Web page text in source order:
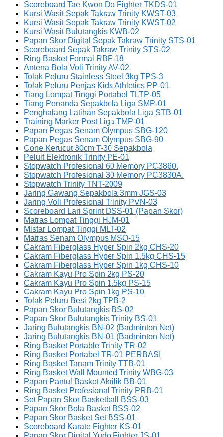
Scoreboard Tae Kwon Do Fighter TKDS-01
Kursi Wasit Sepak Takraw Trinity KWST-03
Kursi Wasit Sepak Takraw Trinity KWST-02
Kursi Wasit Bulutangkis KWB-02
Papan Skor Digital Sepak Takraw Trinity STS-01
Scoreboard Sepak Takraw Trinity STS-02
Ring Basket Formal RBF-18
Antena Bola Voli Trinity AV-02
Tolak Peluru Stainless Steel 3kg TPS-3
Tolak Peluru Penjas Kids Athletics PP-01
Tiang Lompat Tinggi Portabel TLTP-05
Tiang Penanda Sepakbola Liga SMP-01
Penghalang Latihan Sepakbola Liga STB-01
Training Marker Post Liga TMP-01
Papan Pegas Senam Olympus SBG-120
Papan Pegas Senam Olympus SBG-90
Cone Kerucut 30cm T-30 Sepakbola
Peluit Elektronik Trinity PE-01
Stopwatch Profesional 60 Memory PC3860.
Stopwatch Profesional 30 Memory PC3830A.
Stopwatch Trinity TNT-2009
Jaring Gawang Sepakbola 3mm JGS-03
Jaring Voli Profesional Trinity PVN-03
Scoreboard Lari Sprint DSS-01 (Papan Skor)
Matras Lompat Tinggi HJM-01
Mistar Lompat Tinggi MLT-02
Matras Senam Olympus MSO-15
Cakram Fiberglass Hyper Spin 2kg CHS-20
Cakram Fiberglass Hyper Spin 1.5kg CHS-15
Cakram Fiberglass Hyper Spin 1kg CHS-10
Cakram Kayu Pro Spin 2kg PS-20
Cakram Kayu Pro Spin 1.5kg PS-15
Cakram Kayu Pro Spin 1kg PS-10
Tolak Peluru Besi 2kg TPB-2
Papan Skor Bulutangkis BS-02
Papan Skor Bulutangkis Trinity BS-01
Jaring Bulutangkis BN-02 (Badminton Net)
Jaring Bulutangkis BN-01 (Badminton Net)
Ring Basket Portable Trinity TR-02
Ring Basket Portabel TR-01 PERBASI
Ring Basket Tanam Trinity TTB-01
Ring Basket Wall Mounted Trinity WBG-03
Papan Pantul Basket Akrilik BB-01
Ring Basket Profesional Trinity PRB-01
Set Papan Skor Basketball BSS-03
Papan Skor Bola Basket BSS-02
Papan Skor Basket Set BSS-01
Scoreboard Karate Fighter KS-01
Papan Skor Digital Yudo Fighter JS-01